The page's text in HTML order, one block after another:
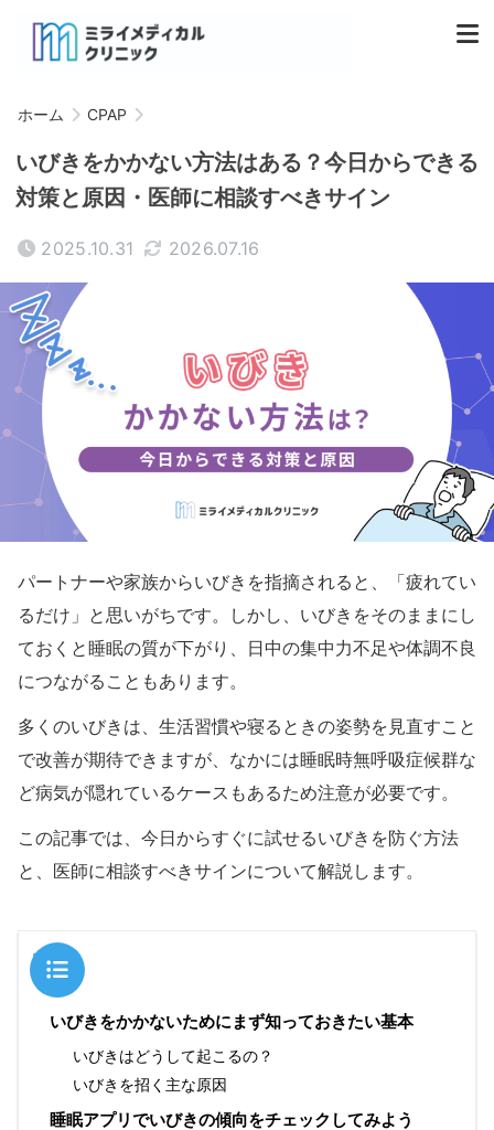
ホーム CPAP
いびきをかかない方法はある？今日からできる
対策と原因・医師に相談すべきサイン
2025.10.31 2026.07.16
パートナーや家族からいびきを指摘されると、「疲れてい
るだけ」と思いがちです。しかし、いびきをそのままにし
ておくと睡眠の質が下がり、日中の集中力不足や体調不良
につながることもあります。
多くのいびきは、生活習慣や寝るときの姿勢を見直すこと
で改善が期待できますが、なかには睡眠時無呼吸症候群な
ど病気が隠れているケースもあるため注意が必要です。
この記事では、今日からすぐに試せるいびきを防ぐ方法
と、医師に相談すべきサインについて解説します。
目次
いびきをかかないためにまず知っておきたい基本
いびきはどうして起こるの？
いびきを招く主な原因
睡眠アプリでいびきの傾向をチェックしてみよう